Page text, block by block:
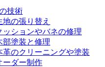
技術
地の張り替え
ッションやバネの修理
部塗装と修理
革のクリーニングや塗装
ーダー制作